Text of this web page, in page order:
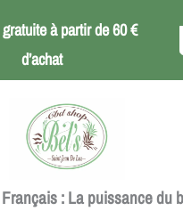
à partir de 60 €
d’achat
: La puissance du